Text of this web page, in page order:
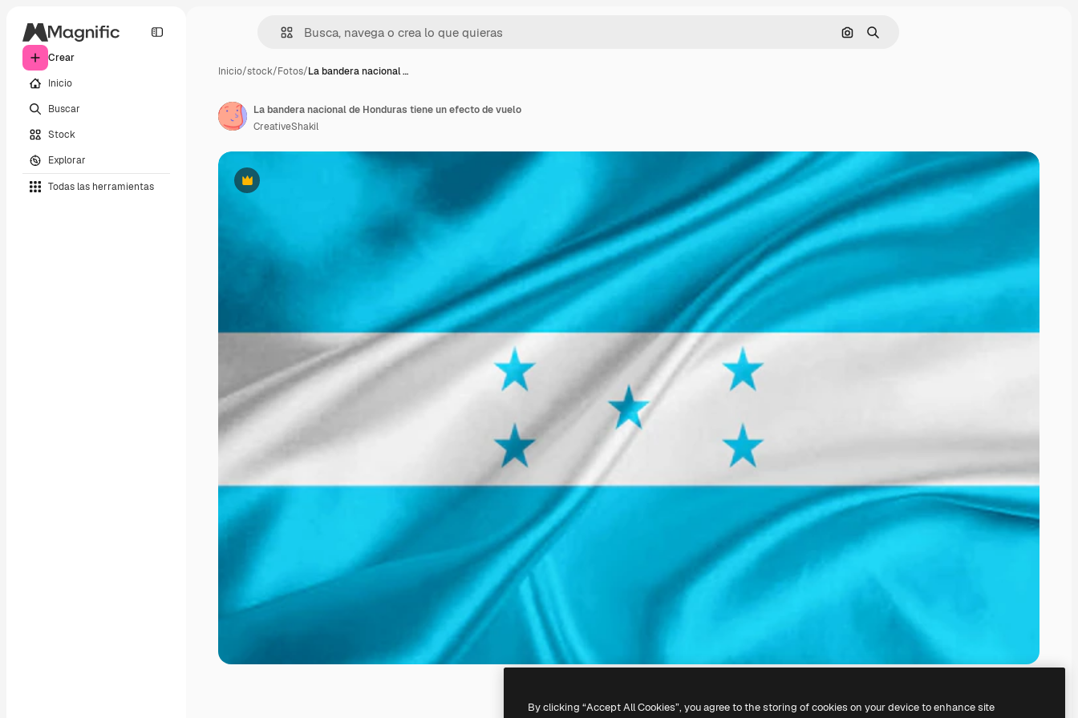
Crear
Inicio
Buscar
Stock
Explorar
Todas las herramientas
Buscar por imagen
Buscar
Inicio/stock/Fotos/La bandera nacional …
Premium
La bandera nacional de Honduras tiene un efecto de vuelo
CreativeShakil
By clicking “Accept All Cookies”, you agree to the storing of cookies on your device to enhance site